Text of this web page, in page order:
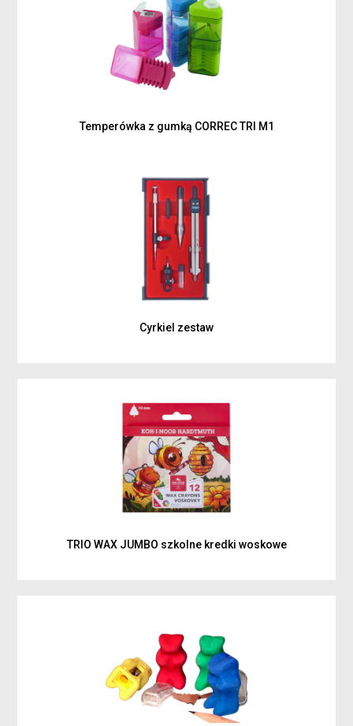
Temperówka z gumką CORREC TRI M1
Cyrkiel zestaw
TRIO WAX JUMBO szkolne kredki woskowe